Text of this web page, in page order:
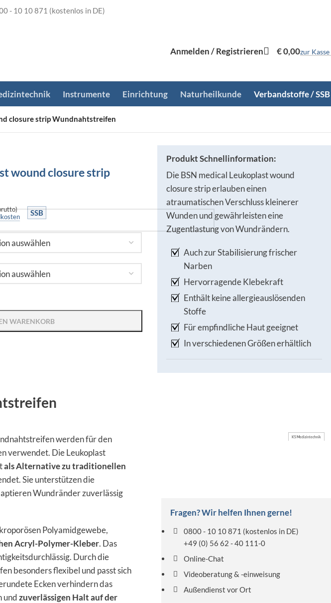
- 10 10 871 (kostenlos in DE)
Anmelden / Registrieren €0,00zur Kasse
Instrumente Einrichtung Naturheilkunde Verbandstoffe / SSB
closure strip Wundnahtstreifen
wound closure strip
SSB
WARENKORB
Produkt Schnellinformation:
Die BSN medical Leukoplast wound
closure strip erlauben einen
atraumatischen Verschluss kleinerer
Wunden und gewährleisten eine
Zugentlastung von Wundrändern.
Auch zur Stabilisierung frischer
Narben
Hervorragende Klebekraft
Enthält keine allergieauslösenden
Stoffe
Für empfindliche Haut geeignet
In verschiedenen Größen erhältlich
werden für den
verwendet. Die Leukoplast
als Alternative zu traditionellen
Sie unterstützen die
Wundränder zuverlässig
Polyamidgewebe,
Acryl-Polymer-Kleber. Das
Durch die
besonders flexibel und passt sich
Ecken verhindern das
undzuverlässigen Halt auf der
KS Medizintechnik
Fragen? Wir helfen Ihnen gerne!
0800 - 10 10 871 (kostenlos in DE)
+49 (0) 56 62 - 40 111-0
Online-Chat
Videoberatung & -einweisung
Außendienst vor Ort